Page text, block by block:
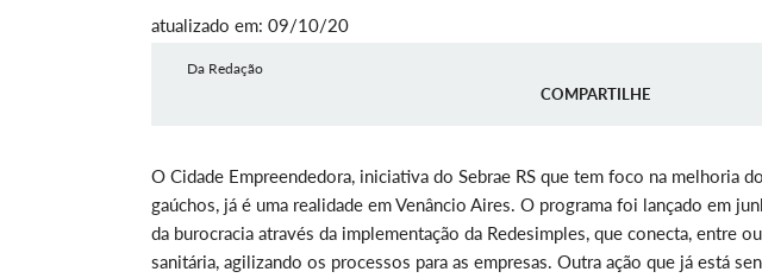
atualizado em: 09/10/20
Da Redação
COMPARTILHE
O Cidade Empreendedora, iniciativa do Sebrae RS que tem foco na melhoria
gaúchos, já é uma realidade em Venâncio Aires. O programa foi lançado em
da burocracia através da implementação da Redesimples, que conecta, entre
sanitária, agilizando os processos para as empresas. Outra ação que já está